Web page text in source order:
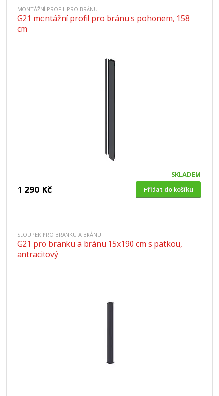
MONTÁŽNÍ PROFIL PRO BRÁNU
G21 montážní profil pro bránu s pohonem, 158
cm
SKLADEM
1 290 Kč Přidat do košíku
SLOUPEK PRO BRANKU A BRÁNU
G21 pro branku a bránu 15x190 cm s patkou,
antracitový